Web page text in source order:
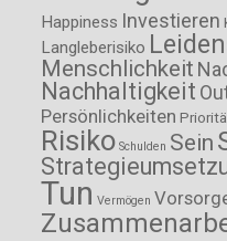
Happiness Investieren
Langleberisiko
Menschlichkeit
Nachhaltigkeit
Persönlichkeiten
Risiko Schulden Sein
Tun Vermögen